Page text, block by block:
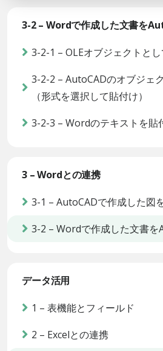
3-2 – Wordで作成した文書を
3-2-1 – OLEオブジェクトと
3-2-2 – AutoCADのオブジェ
（形式を選択して貼付け）
3-2-3 – Wordのテキストを貼
3 – Wordとの連携
3-1 – AutoCADで作成した図
3-2 – Wordで作成した文書を
データ活用
1 – 表機能とフィールド
2 – Excelとの連携